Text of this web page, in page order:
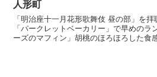
人形町
「明治座十一月花形歌舞伎 昼の部」を
「パークレットベーカリー」で早めのラ
ーズのマフィン」胡桃のほろほろした食